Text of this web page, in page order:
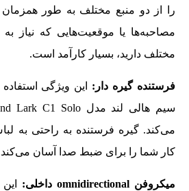
را از دو منبع مختلف به‌ طور
مصاحبه‌ها یا موقعیت‌هایی که نیاز
مختلف دارید، بسیار کارآمد است.
فرستنده گیره دار: این ویژگی
می‌کند. گیره فرستنده به‌ راحتی به
کار شما را برای ضبط صدا آسان
میکروفنomnidirectional داخلی: